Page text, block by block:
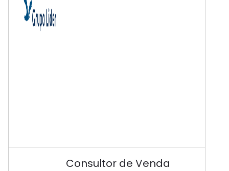
Consultor de Venda